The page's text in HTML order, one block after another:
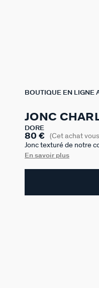
BOUTIQUE EN LIGNE
JONC
DORÉ
80 € (Cet achat
Jonc texturé de notre
l'or 750/1000e - 18
En savoir plus